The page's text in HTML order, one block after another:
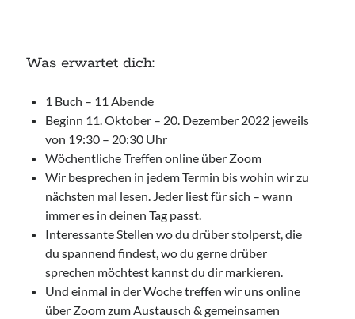
Mittwoch, 19 August 2026
Netzwerk-Plausch für Unternehmerinnen
17:30Uhr bis19:30 Uhr,Studio Räume für mehr ... | Nürnberg
Mehr Infos
Samstag, 22 August 2026
HörMuschel-DGS Treff | Begegnung in
Deutscher Gebärdensprache
14:00Uhr bis15:30Uhr,Kerstin Biß – Räume für mehr… |
Was erwartet dich:
1 Buch – 11 Abende
Beginn 11. Oktober – 20. Dezember 2022 jeweils
von 19:30 – 20:30 Uhr
Wöchentliche Treffen online über Zoom
Wir besprechen in jedem Termin bis wohin wir zu
nächsten mal lesen. Jeder liest für sich – wann
immer es in deinen Tag passt.
Interessante Stellen wo du drüber stolperst, die
du spannend findest, wo du gerne drüber
sprechen möchtest kannst du dir markieren.
Und einmal in der Woche treffen wir uns online
über Zoom zum Austausch & gemeinsamen